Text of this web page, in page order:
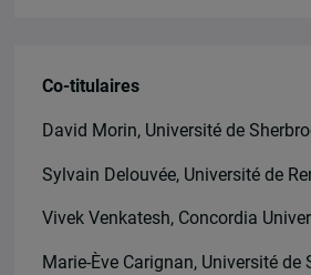
Co-titulaires
David Morin, Université de
Sylvain Delouvée, Université de
Vivek Venkatesh, Concordia
Marie-Ève Carignan, Université de